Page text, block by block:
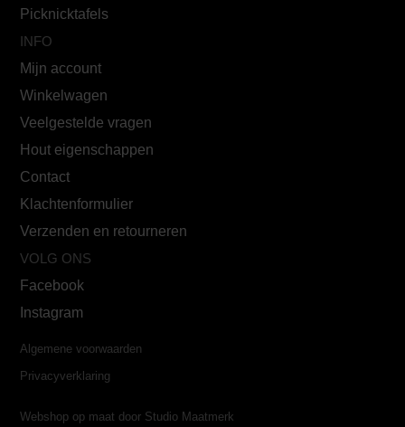
Picknicktafels
INFO
Mijn account
Winkelwagen
Veelgestelde vragen
Hout eigenschappen
Contact
Klachtenformulier
Verzenden en retourneren
VOLG ONS
Facebook
Instagram
Webshop op maat door Studio Maatmerk
Algemene voorwaarden
Privacyverklaring